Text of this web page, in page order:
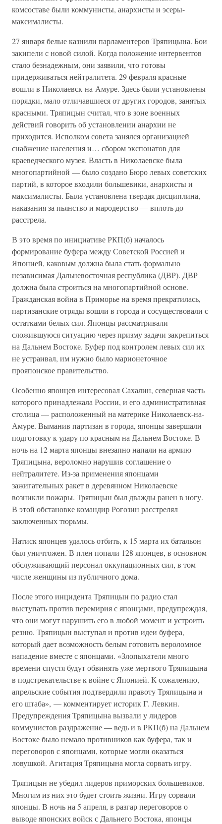
комсоставе были коммунисты, анархисты и эсеры-
максималисты.
27 января белые казнили парламентеров Тряпицына. Бои
закипели с новой силой. Когда положение интервентов
стало безнадежным, они заявили, что готовы
придерживаться нейтралитета. 29 февраля красные
вошли в Николаевск-на-Амуре. Здесь были установлены
порядки, мало отличавшиеся от других городов, занятых
красными. Тряпицын считал, что в зоне военных
действий говорить об установлении анархии не
приходится. Исполком совета занялся организацией
снабжение населения и… сбором экспонатов для
краеведческого музея. Власть в Николаевске была
многопартийной — было создано Бюро левых советских
партий, в которое входили большевики, анархисты и
максималисты. Была установлена твердая дисциплина,
наказания за пьянство и мародерство — вплоть до
расстрела.
В это время по инициативе РКП(б) началось
формирование буфера между Советской Россией и
Японией, каковым должна была стать формально
независимая Дальневосточная республика (ДВР). ДВР
должна была строиться на многопартийной основе.
Гражданская война в Приморье на время прекратилась,
партизанские отряды вошли в города и сосуществовали с
остатками белых сил. Японцы рассматривали
сложившуюся ситуацию через призму задачи закрепиться
на Дальнем Востоке. Буфер под контролем левых сил их
не устраивал, им нужно было марионеточное
прояпонское правительство.
Особенно японцев интересовал Сахалин, северная часть
которого принадлежала России, и его административная
столица — расположенный на материке Николаевск-на-
Амуре. Выманив партизан в города, японцы завершали
подготовку к удару по красным на Дальнем Востоке. В
ночь на 12 марта японцы внезапно напали на армию
Тряпицына, вероломно нарушив соглашение о
нейтралитете. Из-за применения японцами
зажигательных ракет в деревянном Николаевске
возникли пожары. Тряпицын был дважды ранен в ногу.
В этой обстановке командир Рогозин расстрелял
заключенных тюрьмы.
Натиск японцев удалось отбить, к 15 марта их батальон
был уничтожен. В плен попали 128 японцев, в основном
обслуживающий персонал оккупационных сил, в том
числе женщины из публичного дома.
После этого инцидента Тряпицын по радио стал
выступать против перемирия с японцами, предупреждая,
что они могут нарушить его в любой момент и устроить
резню. Тряпицын выступал и против идеи буфера,
который дает возможность белым готовить вероломное
нападение вместе с японцами. «Злопыхатели много
времени спустя будут обвинять уже мертвого Тряпицына
в подстрекательстве к войне с Японией. К сожалению,
апрельские события подтвердили правоту Тряпицына и
его штаба», — комментирует историк Г. Левкин.
Предупреждения Тряпицына вызвали у лидеров
коммунистов раздражение — ведь и в РКП(б) на Дальнем
Востоке было немало противников как буфера, так и
переговоров с японцами, которые могли оказаться
ловушкой. Агитация Тряпицына могла сорвать игру.
Тряпицын не убедил лидеров приморских большевиков.
Многим из них это будет стоить жизни. Игру сорвали
японцы. В ночь на 5 апреля, в разгар переговоров о
выводе японских войск с Дальнего Востока, японцы